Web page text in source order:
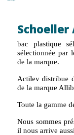
bac plastique
sélectionnée par
de la marque.
Actilev distribue
de la marque
Toute la gamme
Nous sommes
il nous arrive